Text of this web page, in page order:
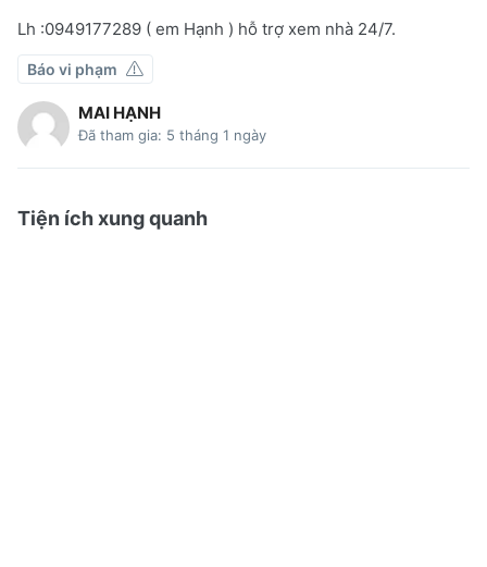
Lh :0949177289 ( em Hạnh ) hỗ trợ xem nhà 24/7.
Báo vi phạm
MAI HẠNH
Đã tham gia: 5 tháng 1 ngày
Tiện ích xung quanh